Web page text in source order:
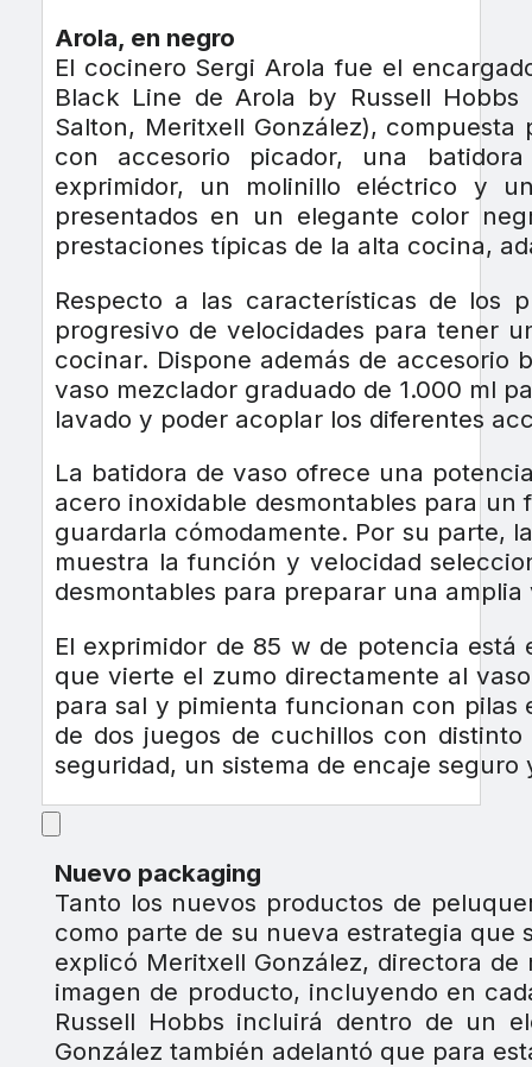
Arola, en negro
El cocinero Sergi Arola fue el
Black Line de Arola by Russell
Salton, Meritxell González),
con accesorio picador, una
exprimidor, un molinillo eléctrico y
presentados en un elegante color
prestaciones típicas de la alta cocina,
Respecto a las características de los
progresivo de velocidades para tener
cocinar. Dispone además de
vaso mezclador graduado de 1.000 ml
lavado y poder acoplar los diferentes
La batidora de vaso ofrece una
acero inoxidable desmontables para
guardarla cómodamente. Por su parte,
muestra la función y velocidad
desmontables para preparar una
El exprimidor de 85 w de potencia
que vierte el zumo directamente al
para sal y pimienta funcionan con
de dos juegos de cuchillos con
seguridad, un sistema de encaje
Nuevo packaging
Tanto los nuevos productos de
como parte de su nueva estrategia que
explicó Meritxell González, directora
imagen de producto, incluyendo en
Russell Hobbs incluirá dentro de un
González también adelantó que para